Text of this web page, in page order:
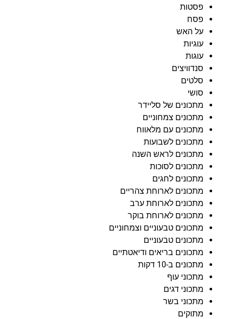
פסטות
פסח
על האש
עוגיות
עוגות
סנדוויצים
סלטים
סושי
מתכונים של סליידר
מתכונים צמחוניים
מתכונים עם מלאווח
מתכונים לשבועות
מתכונים לראש השנה
מתכונים לסוכות
מתכונים לחגים
מתכונים לארוחת צהריים
מתכונים לארוחת ערב
מתכונים לארוחת בוקר
מתכונים טבעוניים וצמחוניים
מתכונים טבעוניים
מתכונים בריאים ודיאטתיים
מתכונים ב-10 דקות
מתכוני עוף
מתכוני דגים
מתכוני בשר
מתוקים